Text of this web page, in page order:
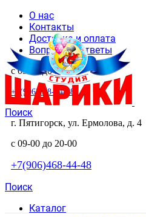
О нас
Контакты
Доставка и оплата
Вопросы и ответы
с 09-00 до 20-00
+7(906)468-44-48
Поиск
г. Пятигорск, ул. Ермолова, д. 4
с 09-00 до 20-00
+7(906)468-44-48
Поиск
Каталог